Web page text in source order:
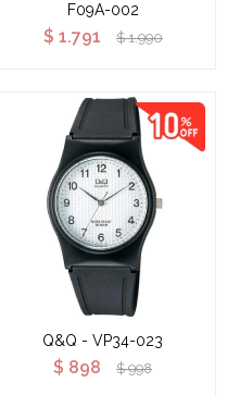
F09A-002
$ 1.791 $ 1.990
Q&Q - VP34-023
$ 898 $ 998